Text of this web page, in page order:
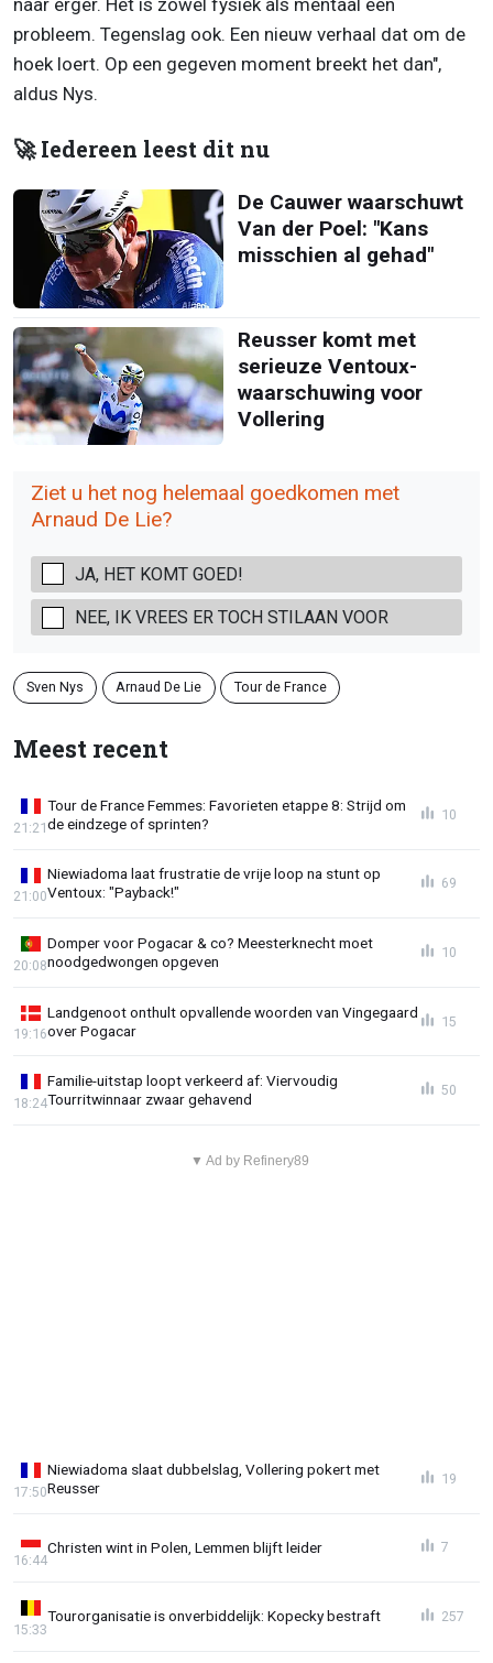
naar erger. Het is zowel fysiek als mentaal een
probleem. Tegenslag ook. Een nieuw verhaal dat om de
hoek loert. Op een gegeven moment breekt het dan",
aldus Nys.
🚀 Iedereen leest dit nu
De Cauwer waarschuwt
Van der Poel: "Kans
misschien al gehad"
Reusser komt met
serieuze Ventoux-
waarschuwing voor
Vollering
Ziet u het nog helemaal goedkomen met
Arnaud De Lie?
JA, HET KOMT GOED!
NEE, IK VREES ER TOCH STILAAN VOOR
Sven Nys Arnaud De Lie Tour de France
Meest recent
Tour de France Femmes: Favorieten etappe 8: Strijd om
de eindzege of sprinten?
21:21
10
Niewiadoma laat frustratie de vrije loop na stunt op
Ventoux: "Payback!"
21:00
69
Domper voor Pogacar & co? Meesterknecht moet
noodgedwongen opgeven
20:08
10
Landgenoot onthult opvallende woorden van Vingegaard
over Pogacar
19:16
15
Familie-uitstap loopt verkeerd af: Viervoudig
Tourritwinnaar zwaar gehavend
18:24
50
▼ Ad by Refinery89
Niewiadoma slaat dubbelslag, Vollering pokert met
Reusser
17:50
19
Christen wint in Polen, Lemmen blijft leider
16:44
7
Tourorganisatie is onverbiddelijk: Kopecky bestraft
15:33
257